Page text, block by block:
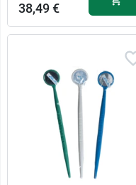
38,49 €